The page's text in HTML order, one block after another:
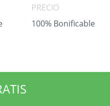
PRECIO
100% Bonificable